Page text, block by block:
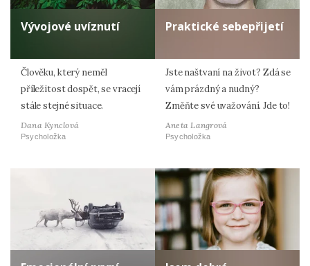
Vývojové uvíznutí
Člověku, který neměl
příležitost dospět, se vracejí
stále stejné situace.
Dana Kynclová
Psycholožka
Praktické sebepřijetí
Jste naštvaní na život? Zdá se
vám prázdný a nudný?
Změňte své uvažování. Jde to!
Aneta Langrová
Psycholožka